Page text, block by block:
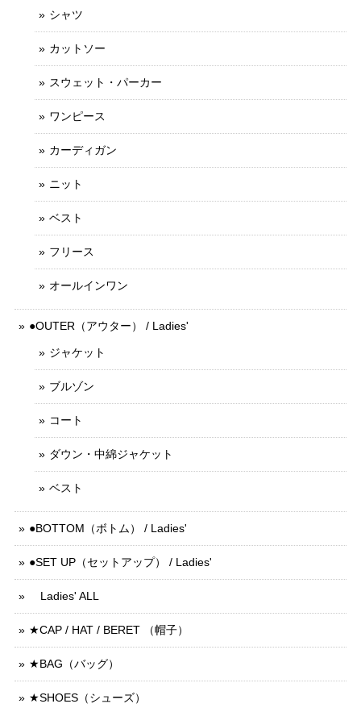
シャツ
カットソー
スウェット・パーカー
ワンピース
カーディガン
ニット
ベスト
フリース
オールインワン
●OUTER（アウター） / Ladies'
ジャケット
ブルゾン
コート
ダウン・中綿ジャケット
ベスト
●BOTTOM（ボトム） / Ladies'
●SET UP（セットアップ） / Ladies'
Ladies' ALL
★CAP / HAT / BERET （帽子）
★BAG（バッグ）
★SHOES（シューズ）